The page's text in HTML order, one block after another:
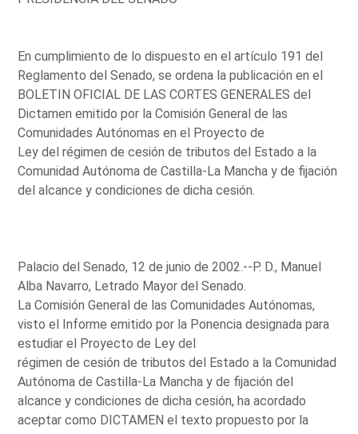
En cumplimiento de lo dispuesto en el artículo 191 del
Reglamento del Senado, se ordena la publicación en el
BOLETIN OFICIAL DE LAS CORTES GENERALES del
Dictamen emitido por la Comisión General de las
Comunidades Autónomas en el Proyecto de
Ley del régimen de cesión de tributos del Estado a la
Comunidad Autónoma de Castilla-La Mancha y de fijación
del alcance y condiciones de dicha cesión.
Palacio del Senado, 12 de junio de 2002.--P. D., Manuel
Alba Navarro, Letrado Mayor del Senado.
La Comisión General de las Comunidades Autónomas,
visto el Informe emitido por la Ponencia designada para
estudiar el Proyecto de Ley del
régimen de cesión de tributos del Estado a la Comunidad
Autónoma de Castilla-La Mancha y de fijación del
alcance y condiciones de dicha cesión, ha acordado
aceptar como DICTAMEN el texto propuesto por la